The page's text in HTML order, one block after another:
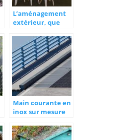
L’aménagement
extérieur, que
jardin ?
Main courante en
inox sur mesure